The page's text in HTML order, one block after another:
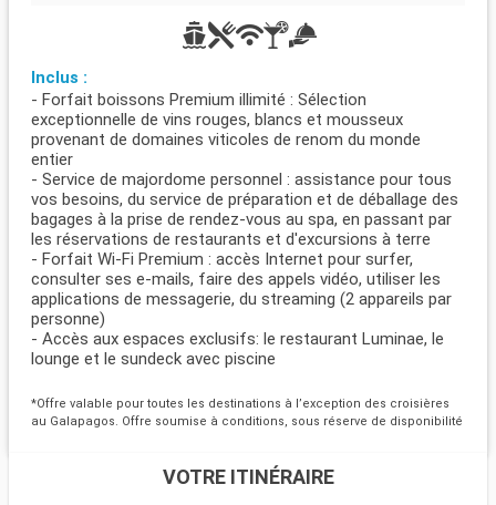
Inclus :
- Forfait boissons Premium illimité : Sélection
exceptionnelle de vins rouges, blancs et mousseux
provenant de domaines viticoles de renom du monde
entier
- Service de majordome personnel : assistance pour tous
vos besoins, du service de préparation et de déballage des
bagages à la prise de rendez-vous au spa, en passant par
les réservations de restaurants et d'excursions à terre
- Forfait Wi-Fi Premium : accès Internet pour surfer,
consulter ses e-mails, faire des appels vidéo, utiliser les
applications de messagerie, du streaming (2 appareils par
personne)
- Accès aux espaces exclusifs: le restaurant Luminae, le
lounge et le sundeck avec piscine
*Offre valable pour toutes les destinations à l’exception des croisières
au Galapagos. Offre soumise à conditions, sous réserve de disponibilité
VOTRE ITINÉRAIRE